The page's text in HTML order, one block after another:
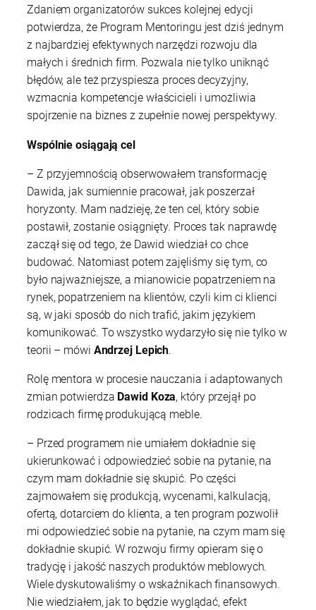
Zdaniem organizatorów sukces kolejnej edycji
potwierdza, że Program Mentoringu jest dziś jednym
z najbardziej efektywnych narzędzi rozwoju dla
małych i średnich firm. Pozwala nie tylko uniknąć
błędów, ale też przyspiesza proces decyzyjny,
wzmacnia kompetencje właścicieli i umożliwia
spojrzenie na biznes z zupełnie nowej perspektywy.
Wspólnie osiągają cel
– Z przyjemnością obserwowałem transformację
Dawida, jak sumiennie pracował, jak poszerzał
horyzonty. Mam nadzieję, że ten cel, który sobie
postawił, zostanie osiągnięty. Proces tak naprawdę
zaczął się od tego, że Dawid wiedział co chce
budować. Natomiast potem zajęliśmy się tym, co
było najważniejsze, a mianowicie popatrzeniem na
rynek, popatrzeniem na klientów, czyli kim ci klienci
są, w jaki sposób do nich trafić, jakim językiem
komunikować. To wszystko wydarzyło się nie tylko w
teorii – mówi Andrzej Lepich.
Rolę mentora w procesie nauczania i adaptowanych
zmian potwierdza Dawid Koza, który przejął po
rodzicach firmę produkującą meble.
– Przed programem nie umiałem dokładnie się
ukierunkować i odpowiedzieć sobie na pytanie, na
czym mam dokładnie się skupić. Po części
zajmowałem się produkcją, wycenami, kalkulacją,
ofertą, dotarciem do klienta, a ten program pozwolił
mi odpowiedzieć sobie na pytanie, na czym mam się
dokładnie skupić. W rozwoju firmy opieram się o
tradycję i jakość naszych produktów meblowych.
Wiele dyskutowaliśmy o wskaźnikach finansowych.
Nie wiedziałem, jak to będzie wyglądać, efekt